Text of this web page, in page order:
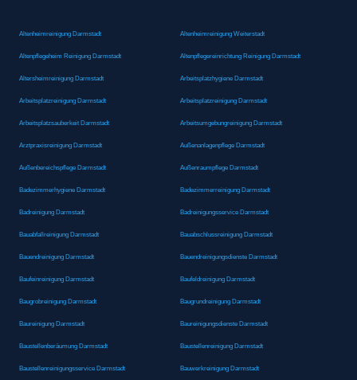
Altenheimreinigung Darmstadt Altenheimreinigung Weiterstadt
Altenpflegeheim Reinigung Darmstadt Altenpflegereinrichtung Reinigung Darmstadt
Altersheimreinigung Darmstadt Arbeitsplatzhygiene Darmstadt
Arbeitsplatzreinigung Darmstadt Arbeitsplatzreinigung Darmstadt
Arbeitsplatzsauberkeit Darmstadt Arbeitsumgebungreinigung Darmstadt
Arztpraxisreinigung Darmstadt Außenanlagenpflege Darmstadt
Außenbereichspflege Darmstadt Außenraumpflege Darmstadt
Badezimmerhygiene Darmstadt Badezimmerreinigung Darmstadt
Badreinigung Darmstadt Badreinigungsservice Darmstadt
Bauabfallreinigung Darmstadt Bauabschlussreinigung Darmstadt
Bauendreinigung Darmstadt Bauendreinigungsdienste Darmstadt
Baufeinreinigung Darmstadt Baufeldreinigung Darmstadt
Baugrobreinigung Darmstadt Baugrundreinigung Darmstadt
Baureinigung Darmstadt Baureinigungsdienste Darmstadt
Baustellenberäumung Darmstadt Baustellenreinigung Darmstadt
Baustellenreinigungsservice Darmstadt Bauwerkreinigung Darmstadt